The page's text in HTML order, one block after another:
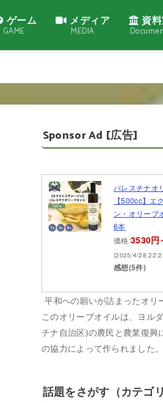
ゲーム
GAME
メディア
MEDIA
資
Sponsor Ad [広告]
パレスチナオ
【500cc】エ
ン・オリーブ
6本
価格:3530円
(2025/4/28
感想(5件)
平和への願いが詰まったオリ
このオリーブオイルは、ヨル
チナ自治区)の農民と農業復興
の協力によって作られました。
話題をさがす（カテゴリ